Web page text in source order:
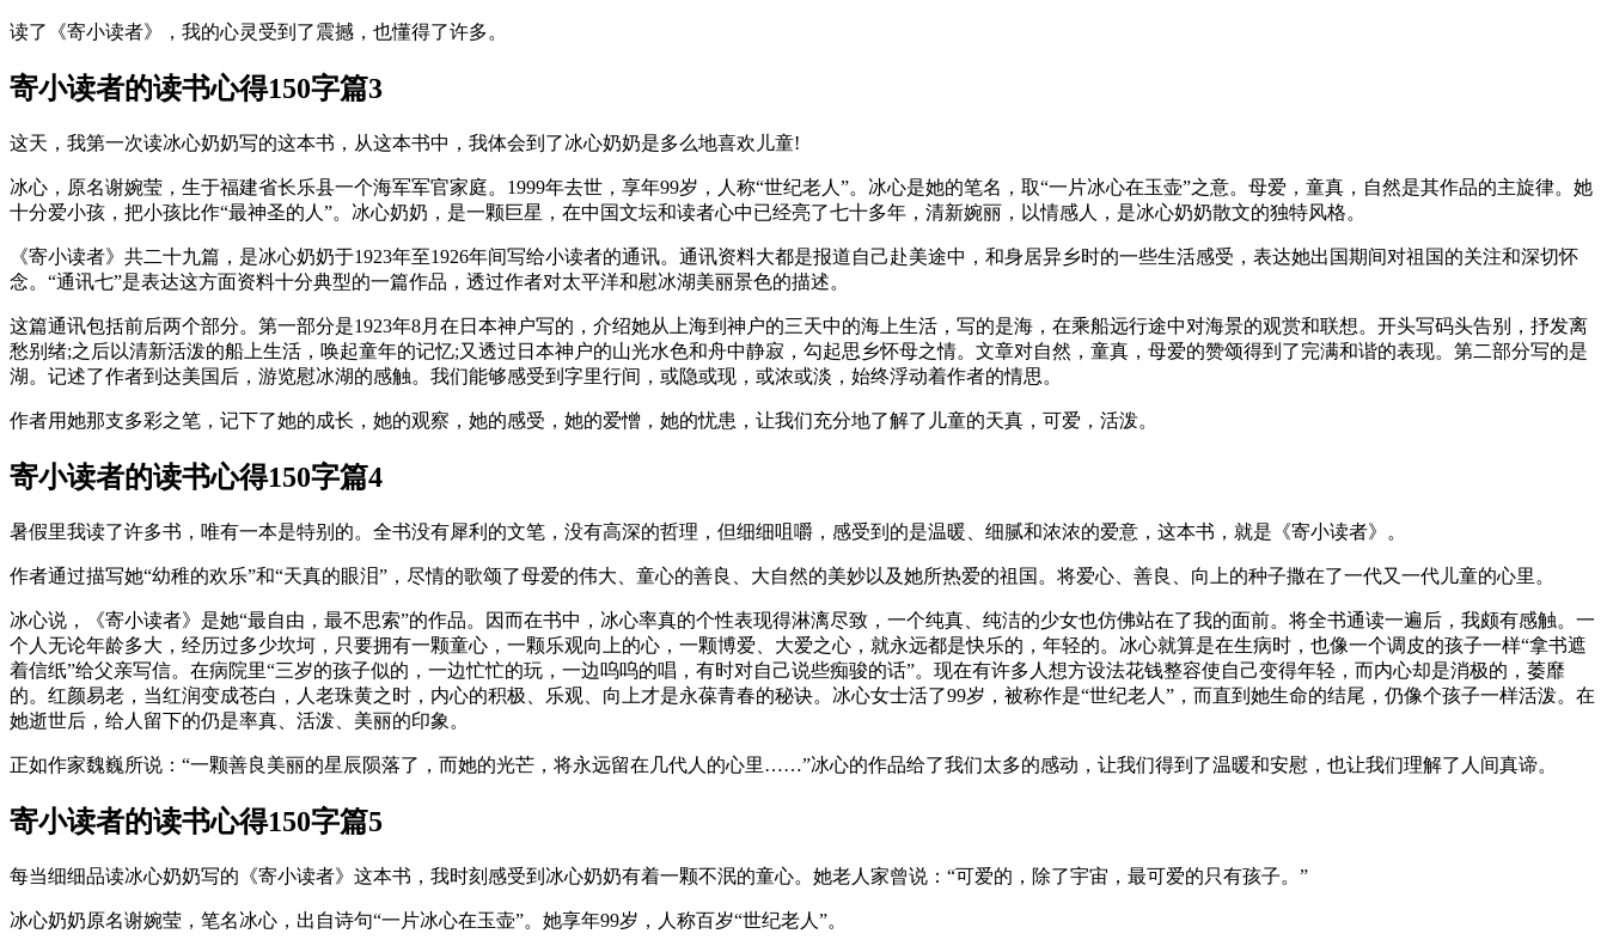
读了《寄小读者》，我的心灵受到了震撼，也懂得了许多。
寄小读者的读书心得150字篇3
这天，我第一次读冰心奶奶写的这本书，从这本书中，我体会到了冰心奶奶是多么地喜欢儿童!
冰心，原名谢婉莹，生于福建省长乐县一个海军军官家庭。1999年去世，享年99岁，人称“世纪老人”。冰心是她的笔名，取“一片冰心在玉壶”之意。母爱，童真，自然是其作品的主旋律。她
十分爱小孩，把小孩比作“最神圣的人”。冰心奶奶，是一颗巨星，在中国文坛和读者心中已经亮了七十多年，清新婉丽，以情感人，是冰心奶奶散文的独特风格。
《寄小读者》共二十九篇，是冰心奶奶于1923年至1926年间写给小读者的通讯。通讯资料大都是报道自己赴美途中，和身居异乡时的一些生活感受，表达她出国期间对祖国的关注和深切怀
念。“通讯七”是表达这方面资料十分典型的一篇作品，透过作者对太平洋和慰冰湖美丽景色的描述。
这篇通讯包括前后两个部分。第一部分是1923年8月在日本神户写的，介绍她从上海到神户的三天中的海上生活，写的是海，在乘船远行途中对海景的观赏和联想。开头写码头告别，抒发离
愁别绪;之后以清新活泼的船上生活，唤起童年的记忆;又透过日本神户的山光水色和舟中静寂，勾起思乡怀母之情。文章对自然，童真，母爱的赞颂得到了完满和谐的表现。第二部分写的是
湖。记述了作者到达美国后，游览慰冰湖的感触。我们能够感受到字里行间，或隐或现，或浓或淡，始终浮动着作者的情思。
作者用她那支多彩之笔，记下了她的成长，她的观察，她的感受，她的爱憎，她的忧患，让我们充分地了解了儿童的天真，可爱，活泼。
寄小读者的读书心得150字篇4
暑假里我读了许多书，唯有一本是特别的。全书没有犀利的文笔，没有高深的哲理，但细细咀嚼，感受到的是温暖、细腻和浓浓的爱意，这本书，就是《寄小读者》。
作者通过描写她“幼稚的欢乐”和“天真的眼泪”，尽情的歌颂了母爱的伟大、童心的善良、大自然的美妙以及她所热爱的祖国。将爱心、善良、向上的种子撒在了一代又一代儿童的心里。
冰心说，《寄小读者》是她“最自由，最不思索”的作品。因而在书中，冰心率真的个性表现得淋漓尽致，一个纯真、纯洁的少女也仿佛站在了我的面前。将全书通读一遍后，我颇有感触。一
个人无论年龄多大，经历过多少坎坷，只要拥有一颗童心，一颗乐观向上的心，一颗博爱、大爱之心，就永远都是快乐的，年轻的。冰心就算是在生病时，也像一个调皮的孩子一样“拿书遮
着信纸”给父亲写信。在病院里“三岁的孩子似的，一边忙忙的玩，一边呜呜的唱，有时对自己说些痴骏的话”。现在有许多人想方设法花钱整容使自己变得年轻，而内心却是消极的，萎靡
的。红颜易老，当红润变成苍白，人老珠黄之时，内心的积极、乐观、向上才是永葆青春的秘诀。冰心女士活了99岁，被称作是“世纪老人”，而直到她生命的结尾，仍像个孩子一样活泼。在
她逝世后，给人留下的仍是率真、活泼、美丽的印象。
正如作家魏巍所说：“一颗善良美丽的星辰陨落了，而她的光芒，将永远留在几代人的心里……”冰心的作品给了我们太多的感动，让我们得到了温暖和安慰，也让我们理解了人间真谛。
寄小读者的读书心得150字篇5
每当细细品读冰心奶奶写的《寄小读者》这本书，我时刻感受到冰心奶奶有着一颗不泯的童心。她老人家曾说：“可爱的，除了宇宙，最可爱的只有孩子。”
冰心奶奶原名谢婉莹，笔名冰心，出自诗句“一片冰心在玉壶”。她享年99岁，人称百岁“世纪老人”。